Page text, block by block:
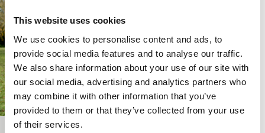
This website uses cookies
We use cookies to personalise content and ads, to
provide social media features and to analyse our traffic.
We also share information about your use of our site with
our social media, advertising and analytics partners who
may combine it with other information that you’ve
provided to them or that they’ve collected from your use
of their services.